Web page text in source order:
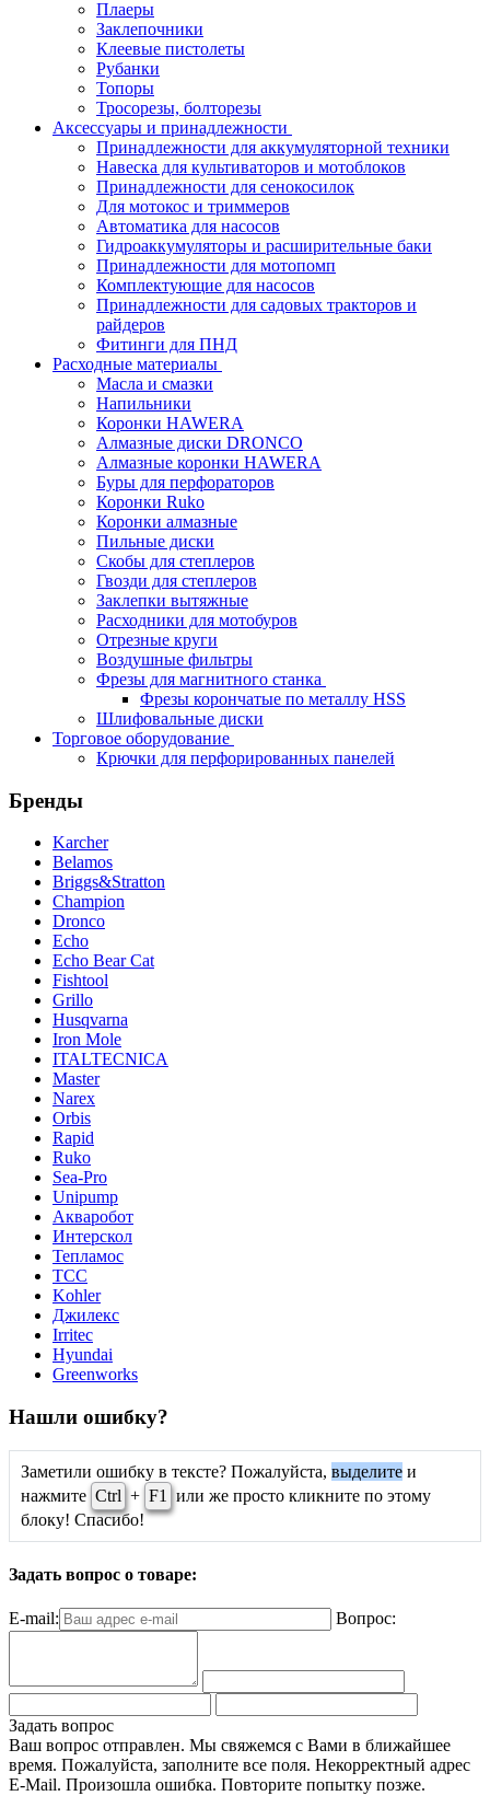
Плаеры
Заклепочники
Клеевые пистолеты
Рубанки
Топоры
Тросорезы, болторезы
Аксессуары и принадлежности
Принадлежности для аккумуляторной техники
Навеска для культиваторов и мотоблоков
Принадлежности для сенокосилок
Для мотокос и триммеров
Автоматика для насосов
Гидроаккумуляторы и расширительные баки
Принадлежности для мотопомп
Комплектующие для насосов
Принадлежности для садовых тракторов и
райдеров
Фитинги для ПНД
Расходные материалы
Масла и смазки
Напильники
Коронки HAWERA
Алмазные диски DRONCO
Алмазные коронки HAWERA
Буры для перфораторов
Коронки Ruko
Коронки алмазные
Пильные диски
Скобы для степлеров
Гвозди для степлеров
Заклепки вытяжные
Расходники для мотобуров
Отрезные круги
Воздушные фильтры
Фрезы для магнитного станка
Фрезы корончатые по металлу HSS
Шлифовальные диски
Торговое оборудование
Крючки для перфорированных панелей
Бренды
Karcher
Belamos
Briggs&Stratton
Champion
Dronco
Echo
Echo Bear Cat
Fishtool
Grillo
Husqvarna
Iron Mole
ITALTECNICA
Master
Narex
Orbis
Rapid
Ruko
Sea-Pro
Unipump
Акваробот
Интерскол
Тепламос
ТСС
Kohler
Джилекс
Irritec
Hyundai
Greenworks
Нашли ошибку?
Заметили ошибку в тексте? Пожалуйста, выделите и
нажмите Ctrl + F1
или же просто кликните по этому
блоку! Спасибо!
Задать вопрос о товаре:
E-mail: Вопрос:
Задать вопрос
Ваш вопрос отправлен. Мы свяжемся с Вами в ближайшее
время. Пожалуйста, заполните все поля. Некорректный адрес
E-Mail. Произошла ошибка. Повторите попытку позже.